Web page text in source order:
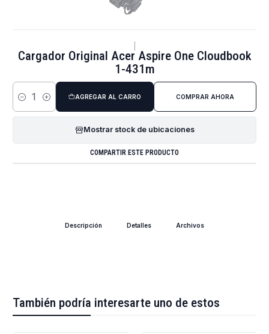
Cargador Original Acer Aspire One Cloudbook
1-431m
Cantidad
AGREGAR AL CARRO COMPRAR AHORA
Mostrar stock de ubicaciones
COMPARTIR ESTE PRODUCTO
Descripción Detalles Archivos
También podría interesarte uno de estos